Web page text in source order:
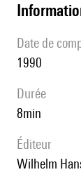
date de
1990
durée
8min
éditeur
Wilhelm